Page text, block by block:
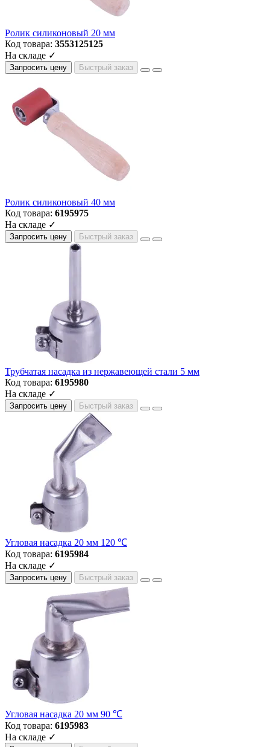
Ролик силиконовый 20 мм
Код товара: 3553125125
На складе ✓
Запросить цену Быстрый заказ
Ролик силиконовый 40 мм
Код товара: 6195975
На складе ✓
Запросить цену Быстрый заказ
Трубчатая насадка из нержавеющей стали 5 мм
Код товара: 6195980
На складе ✓
Запросить цену Быстрый заказ
Угловая насадка 20 мм 120 ℃
Код товара: 6195984
На складе ✓
Запросить цену Быстрый заказ
Угловая насадка 20 мм 90 ℃
Код товара: 6195983
На складе ✓